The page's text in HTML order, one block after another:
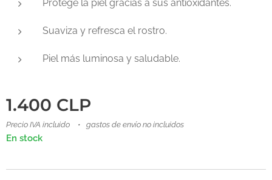
Protege la piel gracias a sus antioxidantes.
Suaviza y refresca el rostro.
Piel más luminosa y saludable.
1.400 CLP
Precio IVA incluido gastos de envío no incluidos
En stock